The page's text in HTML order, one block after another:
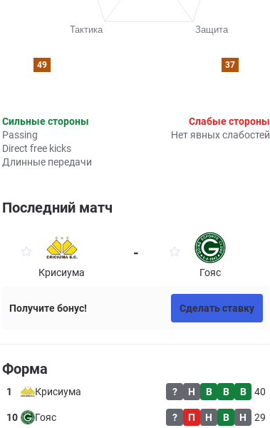
49 37
Сильные стороны
Passing
Direct free kicks
Длинные передачи
Слабые стороны
Нет явных слабостей
Страница матча
Последний матч
Крисиума
-
Гояс
Получите бонус! Сделать ставку
Форма
1 Крисиума ? Н В В В 40
10 Гояс ? П Н В Н 29